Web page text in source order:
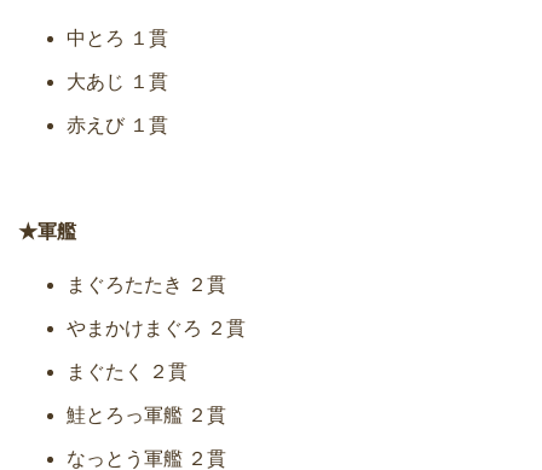
中とろ １貫
大あじ １貫
赤えび １貫
★軍艦
まぐろたたき ２貫
やまかけまぐろ ２貫
まぐたく ２貫
鮭とろっ軍艦 ２貫
なっとう軍艦 ２貫